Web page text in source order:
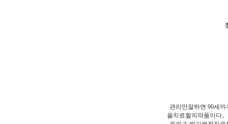
관리만잘하면 90세
을치료할의약품이다